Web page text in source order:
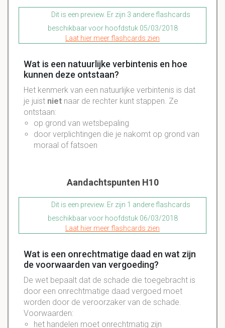
Dit is een preview. Er zijn 3 andere flashcards
beschikbaar voor hoofdstuk 05/03/2018
Laat hier meer flashcards zien
Wat is een natuurlijke verbintenis en hoe
kunnen deze ontstaan?
Het kenmerk van een natuurlijke verbintenis is dat
je juist niet naar de rechter kunt stappen. Ze
ontstaan:
op grond van wetsbepaling
door verplichtingen die je nakomt op grond van
moraal of fatsoen
Aandachtspunten H10
Dit is een preview. Er zijn 1 andere flashcards
beschikbaar voor hoofdstuk 06/03/2018
Laat hier meer flashcards zien
Wat is een onrechtmatige daad en wat zijn
de voorwaarden van vergoeding?
De wet bepaalt dat de schade die toegebracht is
door een onrechtmatige daad vergoed moet
worden door de veroorzaker van de schade.
Voorwaarden:
het handelen moet onrechtmatig zijn